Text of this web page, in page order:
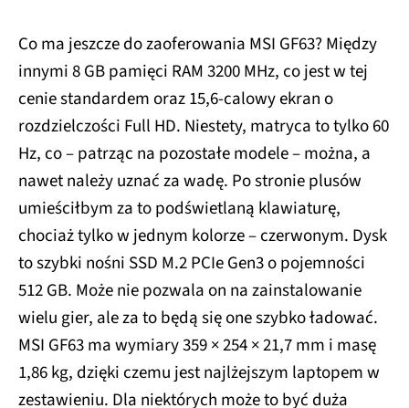
Co ma jeszcze do zaoferowania MSI GF63? Między
innymi 8 GB pamięci RAM 3200 MHz, co jest w tej
cenie standardem oraz 15,6-calowy ekran o
rozdzielczości Full HD. Niestety, matryca to tylko 60
Hz, co – patrząc na pozostałe modele – można, a
nawet należy uznać za wadę. Po stronie plusów
umieściłbym za to podświetlaną klawiaturę,
chociaż tylko w jednym kolorze – czerwonym. Dysk
to szybki nośni SSD M.2 PCIe Gen3 o pojemności
512 GB. Może nie pozwala on na zainstalowanie
wielu gier, ale za to będą się one szybko ładować.
MSI GF63 ma wymiary 359 × 254 × 21,7 mm i masę
1,86 kg, dzięki czemu jest najlżejszym laptopem w
zestawieniu. Dla niektórych może to być duża